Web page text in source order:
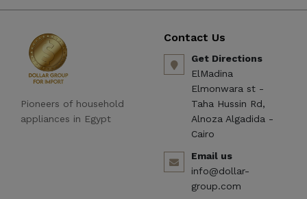
Pioneers of household
appliances in Egypt
Contact Us
Get Directions
ElMadina
Elmonwara st -
Taha Hussin Rd,
Alnoza Algadida -
Cairo
Email us
info@dollar-
group.com